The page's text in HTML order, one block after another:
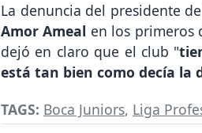
La denuncia del presidente
Amor Ameal en los primeros
dejó en claro que el club "
está tan bien como decía la
TAGS: Boca Juniors, Liga